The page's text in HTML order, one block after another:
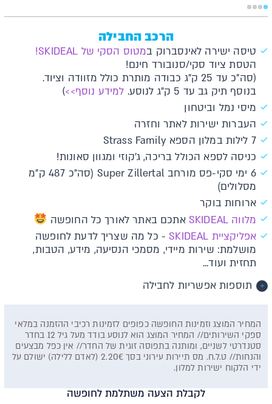
הרכב החבילה
טיסה ישירה לאינסברוק במטוס הסקי של SKIDEAL!
הטסת ציוד סקי/סנובורד חינם!
(סה"כ עד 25 ק"ג כבודה מותרת כולל מזוודה וציוד.
בנוסף תיק גב עד 5 ק"ג לנוסע.
למידע נוסף>>)
מיסי נמל וביטחון
העברות ישירות לאתר וחזרה
7 לילות במלון הספא Strass Family
כניסה לספא הכולל בריכה, ג'קוזי ומגוון סאונות!
6 ימי סקי-פס מורחב Super Zillertal (סה"כ 487 ק"מ
מסלולים)
ארוחות בוקר
מלווה SKIDEAL
אתכם באתר לאורך כל החופשה
א​פליקציית SKIDEAL​​
- כל מה שצריך לדעת לחופשה
מושלמת: שירות מיידי, מסמכי הנסיעה, מידע, הטבות,
תחזית ועוד...
תוספות אפשריות לחבילה
המחיר המוצג וזמינות החופשה כפופים לזמינות רכיבי ההזמנה במלאי
ספקי השירותים// המחיר המוצג הוא לנוסע בודד מעל גיל 12 בחדר
סטנדרטי לשניים, ומותנה בתפוסה זוגית של החדר// אין כפל מבצעים
והנחות// ט.ל.ח. מס תיירות עירוני בסך 2.20€ (לאדם ללילה) ישולם על
ידי הלקוח ישירות למלון.
לקבלת הצעה משתלמת לחופשה